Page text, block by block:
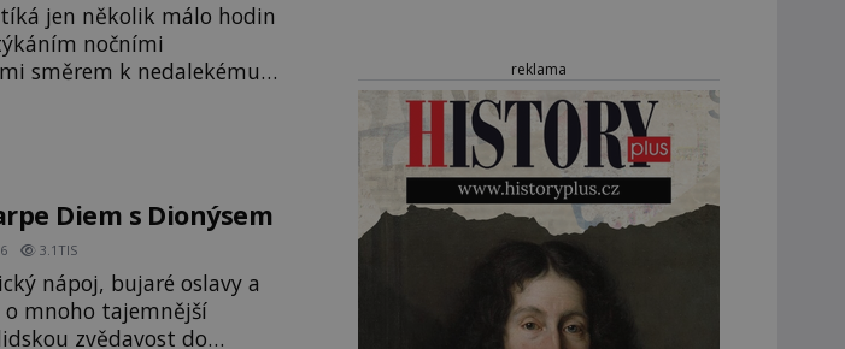
jen několik málo hodin
nočními
směrem k nedalekému
přes ramena ranec s
jeden z templářů. „Do Sk
Diem s Dionýsem
3.1TIS
nápoj, bujaré oslavy a
o mnoho tajemnější
zvědavost do
reklama